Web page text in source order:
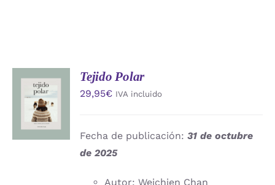
AÑADIR
AL
CARRITO
/
DETALLES
Tejido Polar
29,95€ IVA incluido
Fecha de publicación:31 de octubre
de 2025
Autor: Weichien Chan